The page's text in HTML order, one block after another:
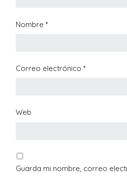
Nombre *
Correo electrónico *
Web
Guarda mi nombre, correo